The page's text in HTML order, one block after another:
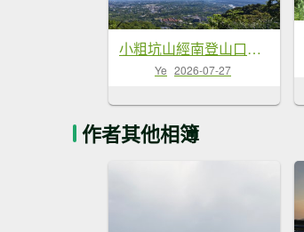
小粗坑山經南登山口上石門山Ｏ型-2026/07/18
Ye 2026-07-27
作者其他相簿